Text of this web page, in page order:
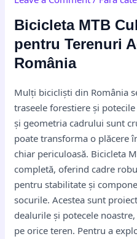
Bicicleta MTB
pentru Terenuri
România
Mulți bicicliști din România
traseele forestiere și
și geometria cadrului sunt
poate transforma o plăcere
chiar periculoasă. Bicicleta
completă, oferind cadre
pentru stabilitate și
socurile. Acestea sunt
dealurile și potecele
pe orice teren. Pentru a